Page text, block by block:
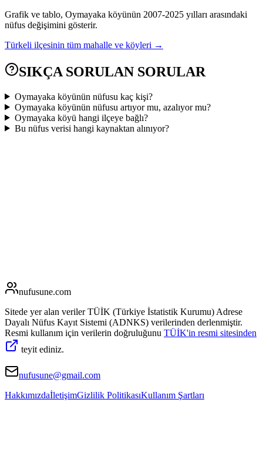
Grafik ve tablo, Oymayaka köyünün 2007-2025 yılları arasındaki
nüfus değişimini gösterir.
Türkeli ilçesinin tüm mahalle ve köyleri →
SIKÇA SORULAN SORULAR
Oymayaka köyünün nüfusu kaç kişi?
Oymayaka köyünün nüfusu artıyor mu, azalıyor mu?
Oymayaka köyü hangi ilçeye bağlı?
Bu nüfus verisi hangi kaynaktan alınıyor?
nufusune.com
Sitede yer alan veriler TÜİK (Türkiye İstatistik Kurumu) Adrese
Dayalı Nüfus Kayıt Sistemi (ADNKS) verilerinden derlenmiştir.
Resmi kullanım için verilerin doğruluğunu TÜİK'in resmi sitesinden
teyit ediniz.
nufusune@gmail.com
HakkımızdaİletişimGizlilik PolitikasıKullanım Şartları